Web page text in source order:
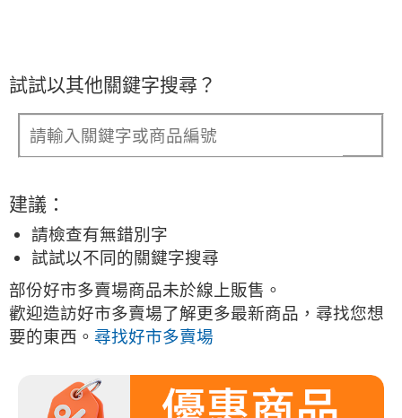
試試以其他關鍵字搜尋？
建議：
請檢查有無錯別字
試試以不同的關鍵字搜尋
部份好市多賣場商品未於線上販售。
歡迎造訪好市多賣場了解更多最新商品，尋找您想
要的東西。 尋找好市多賣場